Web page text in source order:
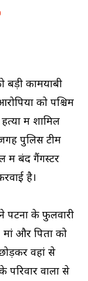
बड़ी कामयाबी
को पश्चिम
में शामिल
पुलिस टीम
में बंद गैंगस्टर
है।
पटना के फुलवारी
और पिता को
वहां से
परिवार वालों से